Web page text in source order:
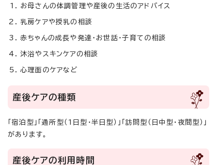
お母さんの体調管理や産後の生活のアドバイス
乳房ケアや授乳の相談
赤ちゃんの成長や発達・お世話・子育ての相談
沐浴やスキンケアの相談
心理面のケアなど
産後ケアの種類
「宿泊型」「通所型（1日型・半日型）」「訪問型（日中型・夜間型）」
があります。
産後ケアの利用時間